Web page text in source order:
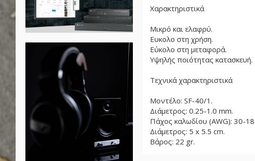
Χαρακτηριστικά
Μικρό και ελαφρύ.
Ευκολο στη χρήση.
Εύκολο στη μεταφορά.
Υψηλής ποιότητας κατασκευή.
Τεχνικά χαρακτηριστικά
Μοντέλο: SF-40/1.
Διάμετρος: 0.25-1.0 mm.
Πάχος καλωδίου (AWG): 30-18.
Διάμετρος: 5 x 5.5 cm.
Βάρος: 22 gr.